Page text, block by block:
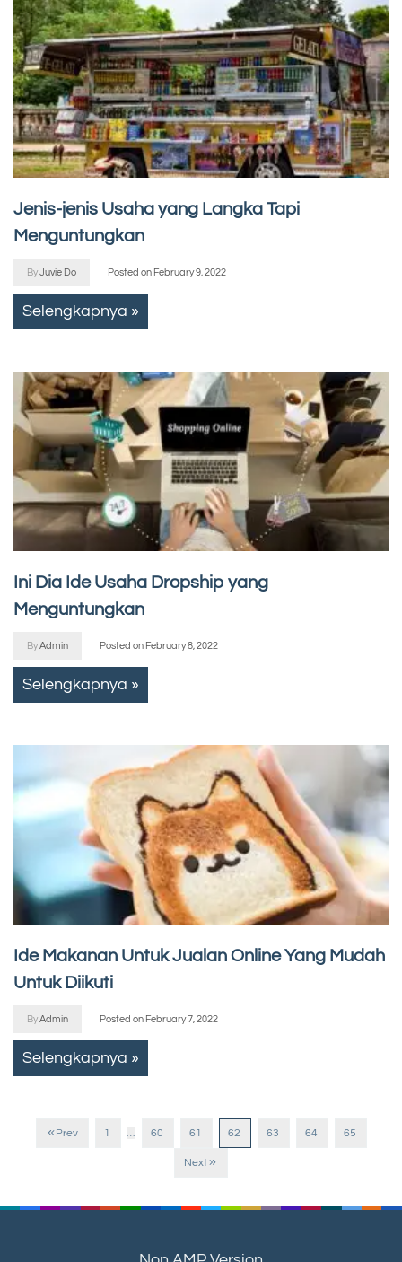
Jenis-jenis Usaha yang Langka Tapi
Menguntungkan
ByJuvie Do Posted on February 9, 2022
Selengkapnya »
Ini Dia Ide Usaha Dropship yang
Menguntungkan
ByAdmin Posted on February 8, 2022
Selengkapnya »
Ide Makanan Untuk Jualan Online Yang Mudah
Untuk Diikuti
ByAdmin Posted on February 7, 2022
Selengkapnya »
Prev 1 … 60 61 62 63 64 65
Next